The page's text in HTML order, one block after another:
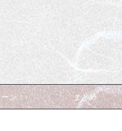
ン まとめ